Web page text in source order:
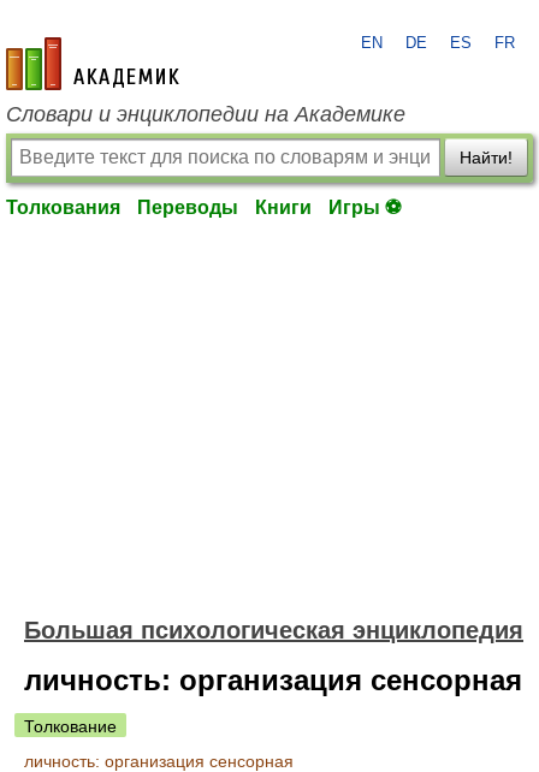
academic.ru
EN DE ES FR
Словари и энциклопедии на Академике
Найти!
Толкования Переводы Книги Игры ⚽
Большая психологическая энциклопедия
личность: организация сенсорная
Толкование
личность: организация сенсорная